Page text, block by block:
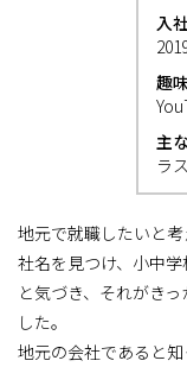
入
趣味
主
ラ
地元で就職したいと
社名を見つけ、小中
と気づき、それがき
した。
地元の会社であると知